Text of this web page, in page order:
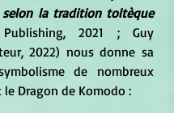
selon la tradition toltèque
Publishing, 2021 ; Guy
2022) nous donne sa
de nombreux
Dragon de Komodo :